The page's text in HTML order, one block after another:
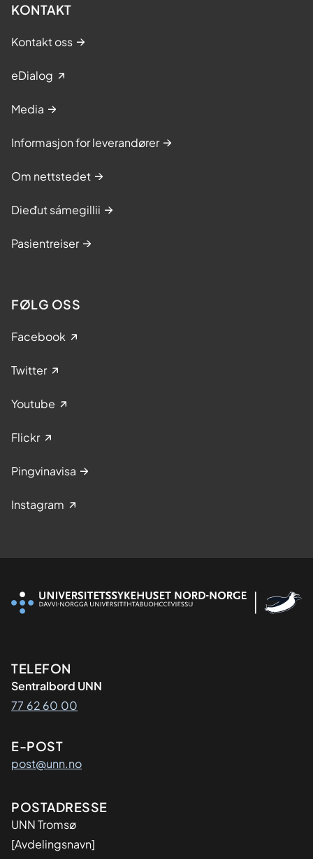
KONTAKT
Kontakt oss
eDialog
Media
Informasjon for leverandører
Om nettstedet
Dieđut sámegillii
Pasientreiser
FØLG OSS
Facebook
Twitter
Youtube
Flickr
Pingvinavisa
Instagram
Kontaktinformasjon
TELEFON
Sentralbord UNN
77 62 60 00
E-POST
post@unn.no
Adresse
POSTADRESSE
UNN Tromsø
[Avdelingsnavn]